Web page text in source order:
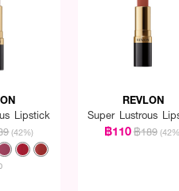
Lipstick
(42%)
REVLON
Super Lustrous
฿110฿189